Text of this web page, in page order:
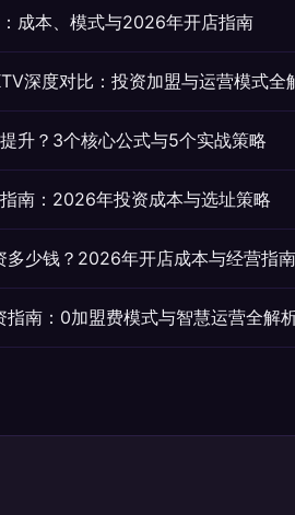
成本、模式与2026年开店指南
深度对比：投资加盟与运营模式全
升？3个核心公式与5个实战策略
南：2026年投资成本与选址策略
多少钱？2026年开店成本与经营指南
指南：0加盟费模式与智慧运营全解